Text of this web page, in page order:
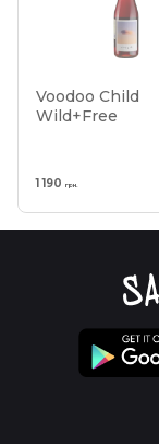
Voodoo Child
Wild+Free
1 190 грн.